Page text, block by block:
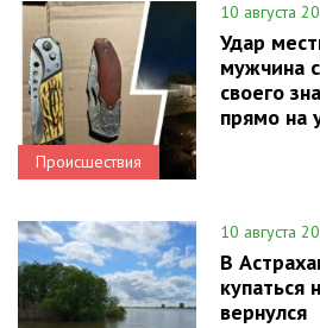
Происшествия
10 августа
Удар
мужчина
своего
прямо на
10 августа
В
купаться
вернулся